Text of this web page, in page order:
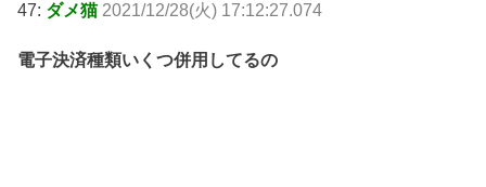
47: ダメ猫 2021/12/28(火) 17:12:27.074
電子決済種類いくつ併用してるの